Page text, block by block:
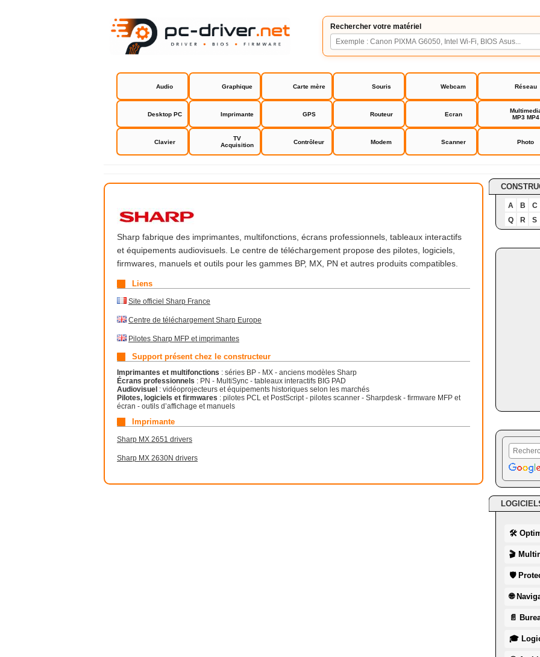
Rechercher votre matériel
Audio Graphique Carte mère Souris Webcam Réseau
Desktop PC Imprimante GPS Routeur Ecran
MP3 MP4
Clavier
TV
Acquisition
Contrôleur Modem Scanner Photo
Sharp
Sharp fabrique des imprimantes, multifonctions, écrans professionnels, tableaux interactifs
et équipements audiovisuels. Le centre de téléchargement propose des pilotes, logiciels,
firmwares, manuels et outils pour les gammes BP, MX, PN et autres produits compatibles.
Liens
Site officiel Sharp France
Centre de téléchargement Sharp Europe
Pilotes Sharp MFP et imprimantes
Support présent chez le constructeur
Imprimantes et multifonctions : séries BP - MX - anciens modèles Sharp
Écrans professionnels : PN - MultiSync - tableaux interactifs BIG PAD
Audiovisuel : vidéoprojecteurs et équipements historiques selon les marchés
Pilotes, logiciels et firmwares : pilotes PCL et PostScript - pilotes scanner - Sharpdesk - firmware MFP et
écran - outils d’affichage et manuels
Imprimante
Sharp MX 2651 drivers
Sharp MX 2630N drivers
A B
C
Q
R S
🛠
🎬
🛡
🌐
📄
🎓